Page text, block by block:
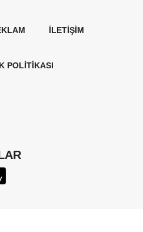
İLETİŞİM
POLİTİKASI